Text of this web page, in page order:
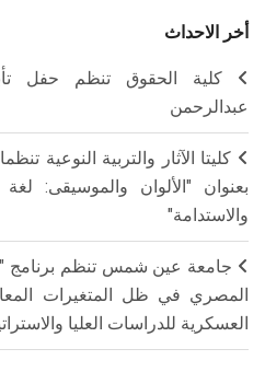
أخر الاحداث
كلية الحقوق تنظم حفل
عبدالرحمن
كليتا الآثار والتربية النوعية
بعنوان "الألوان والموسيقى:
والاستدامة"
جامعة عين شمس تنظم برنامج
المصري في ظل المتغيرات
العسكرية للدراسات العليا